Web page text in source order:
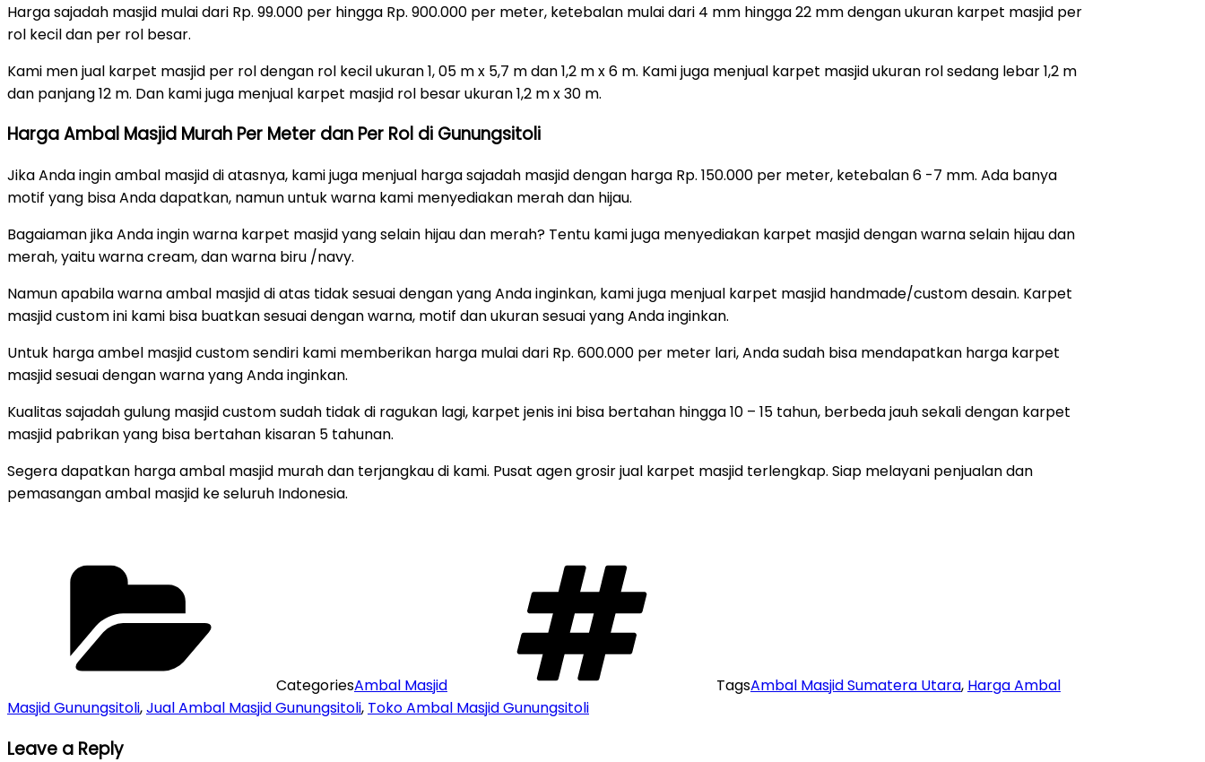
Harga sajadah masjid mulai dari Rp. 99.000 per hingga Rp. 900.000 per meter, ketebalan mulai dari 4 mm hingga 22 mm dengan ukuran karpet masjid per
rol kecil dan per rol besar.
Kami men jual karpet masjid per rol dengan rol kecil ukuran 1, 05 m x 5,7 m dan 1,2 m x 6 m. Kami juga menjual karpet masjid ukuran rol sedang lebar 1,2 m
dan panjang 12 m. Dan kami juga menjual karpet masjid rol besar ukuran 1,2 m x 30 m.
Harga Ambal Masjid Murah Per Meter dan Per Rol di Gunungsitoli
Jika Anda ingin ambal masjid di atasnya, kami juga menjual harga sajadah masjid dengan harga Rp. 150.000 per meter, ketebalan 6 -7 mm. Ada banya
motif yang bisa Anda dapatkan, namun untuk warna kami menyediakan merah dan hijau.
Bagaiaman jika Anda ingin warna karpet masjid yang selain hijau dan merah? Tentu kami juga menyediakan karpet masjid dengan warna selain hijau dan
merah, yaitu warna cream, dan warna biru /navy.
Namun apabila warna ambal masjid di atas tidak sesuai dengan yang Anda inginkan, kami juga menjual karpet masjid handmade/custom desain. Karpet
masjid custom ini kami bisa buatkan sesuai dengan warna, motif dan ukuran sesuai yang Anda inginkan.
Untuk harga ambel masjid custom sendiri kami memberikan harga mulai dari Rp. 600.000 per meter lari, Anda sudah bisa mendapatkan harga karpet
masjid sesuai dengan warna yang Anda inginkan.
Kualitas sajadah gulung masjid custom sudah tidak di ragukan lagi, karpet jenis ini bisa bertahan hingga 10 – 15 tahun, berbeda jauh sekali dengan karpet
masjid pabrikan yang bisa bertahan kisaran 5 tahunan.
Segera dapatkan harga ambal masjid murah dan terjangkau di kami. Pusat agen grosir jual karpet masjid terlengkap. Siap melayani penjualan dan
pemasangan ambal masjid ke seluruh Indonesia.
CategoriesAmbal Masjid TagsAmbal Masjid Sumatera Utara, Harga Ambal
Masjid Gunungsitoli,Jual Ambal Masjid Gunungsitoli, Toko Ambal Masjid Gunungsitoli
Leave a Reply